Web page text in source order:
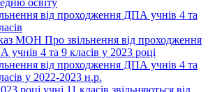
від проходження ДПА учнів 4 та
МОН Про звільнення від проходження
учнів 4 та 9 класів у 2023 році
від проходження ДПА учнів 4 та
у 2022-2023 н.р.
році учні 11 класів звільняються від